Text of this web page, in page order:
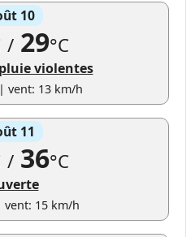
10
/29°C
violentes
vent: 13 km/h
11
/36°C
vent: 15 km/h